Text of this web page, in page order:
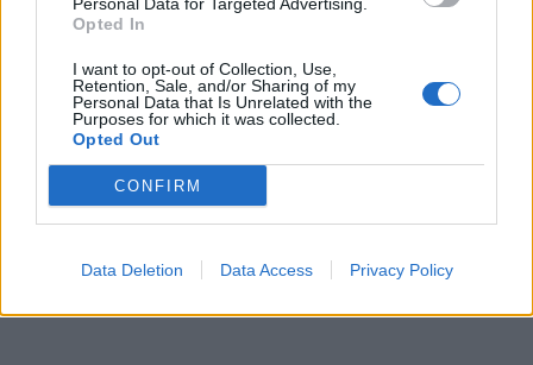
Opted In
I want to opt-out of Collection, Use,
Retention, Sale, and/or Sharing of my
Personal Data that Is Unrelated with the
Purposes for which it was collected.
Opted Out
CONFIRM
Data Deletion Data Access Privacy Policy